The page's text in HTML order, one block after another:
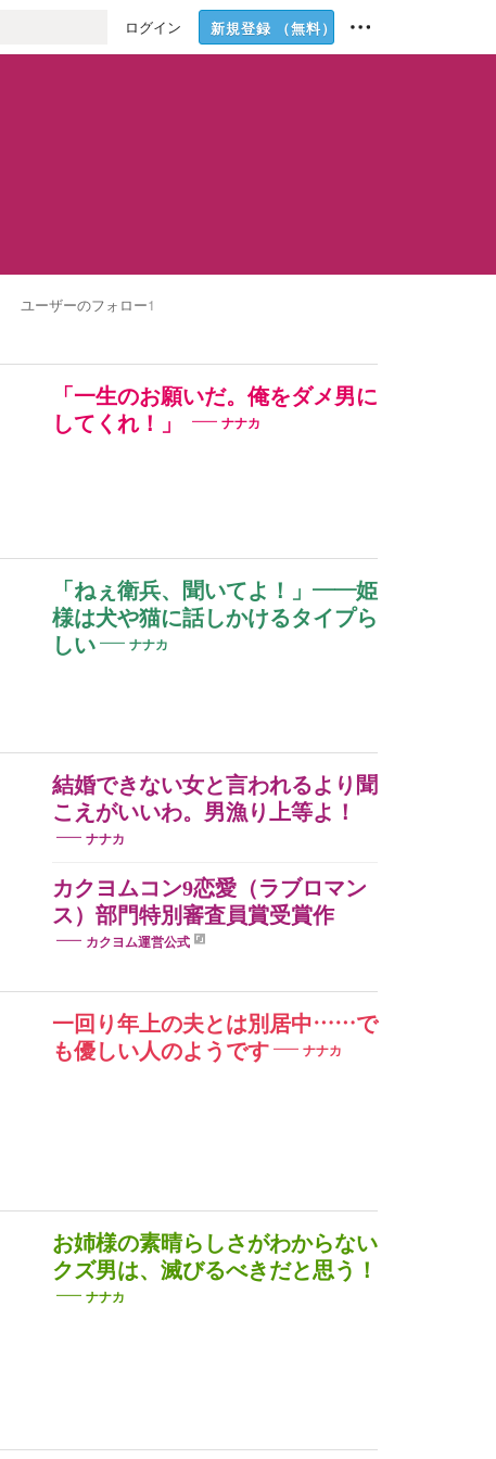
ログイン 新規登録 （無料）
ユーザーのフォロー1
「一生のお願いだ。俺をダメ男に
してくれ！」
ナナカ
「ねぇ衛兵、聞いてよ！」——姫
様は犬や猫に話しかけるタイプら
しい
ナナカ
結婚できない女と言われるより聞
こえがいいわ。男漁り上等よ！
ナナカ
カクヨムコン9恋愛（ラブロマン
ス）部門特別審査員賞受賞作
カクヨム運営公式
一回り年上の夫とは別居中……で
も優しい人のようです
ナナカ
お姉様の素晴らしさがわからない
クズ男は、滅びるべきだと思う！
ナナカ